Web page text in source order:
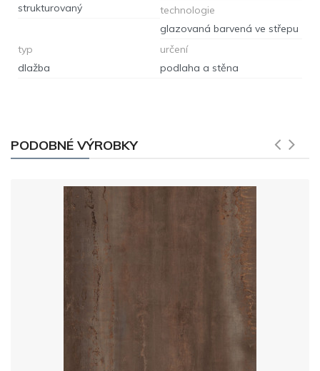
strukturovaný
technologie
glazovaná barvená ve střepu
typ
dlažba
určení
podlaha a stěna
PODOBNÉ VÝROBKY